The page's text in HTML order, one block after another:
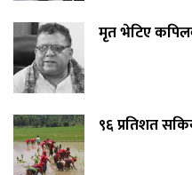
मृत भेटिए
९६ प्रतिशत